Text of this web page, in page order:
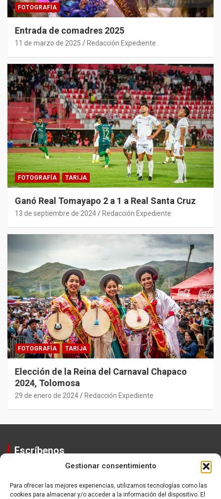
Gestionar consentimiento
Para ofrecer las mejores experiencias, utilizamos tecnologías como las
cookies para almacenar y/o acceder a la información del dispositivo. El
FOTOGRAFÍA
Entrada de comadres 2025
11 de marzo de 2025 Redacción Expediente
FOTOGRAFÍA TARIJA
Ganó Real Tomayapo 2 a 1 a Real Santa Cruz
13 de septiembre de 2024 Redacción Expediente
FOTOGRAFÍA TARIJA
Elección de la Reina del Carnaval Chapaco
2024, Tolomosa
29 de enero de 2024 Redacción Expediente
Escríbenos
Equipo